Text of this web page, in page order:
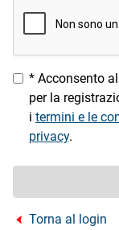
* Acconsento
per la
i termini e le
privacy.
Torna al login